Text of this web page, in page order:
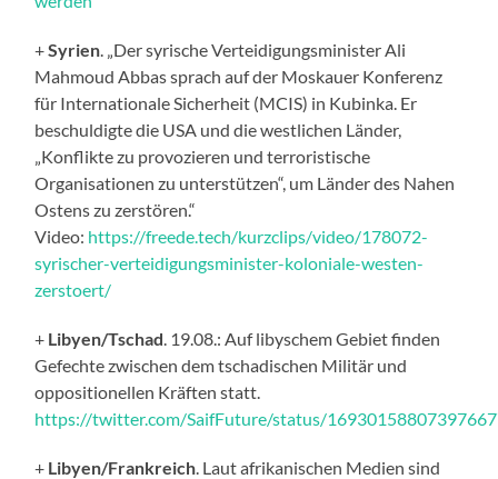
+Syrien . „Der syrische Verteidigungsminister Ali
Mahmoud Abbas sprach auf der Moskauer Konferenz
für Internationale Sicherheit (MCIS) in Kubinka. Er
beschuldigte die USA und die westlichen Länder,
„Konflikte zu provozieren und terroristische
Organisationen zu unterstützen“, um Länder des Nahen
Ostens zu zerstören.“
Video: https://freede.tech/kurzclips/video/178072-
syrischer-verteidigungsminister-koloniale-westen-
zerstoert/
+ Libyen/Tschad . 19.08.: Auf libyschem Gebiet finden
Gefechte zwischen dem tschadischen Militär und
oppositionellen Kräften statt.
https://twitter.com/SaifFuture/status/
+ Libyen/Frankreich . Laut afrikanischen Medien sind